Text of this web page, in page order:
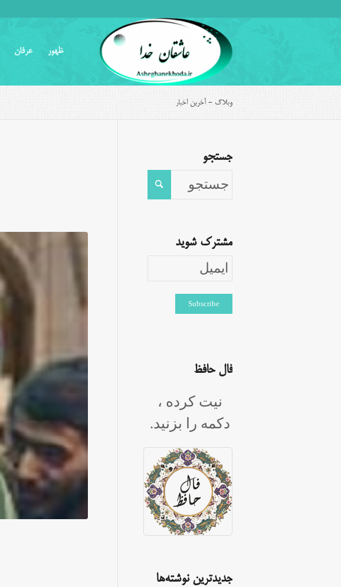
ظهور عرفان
وبلاگ - آخرین اخبار
جستجو
مشترک شوید
فال حافظ
نیت کرده ،
دکمه را بزنید.
جدیدترین نوشته‌ها